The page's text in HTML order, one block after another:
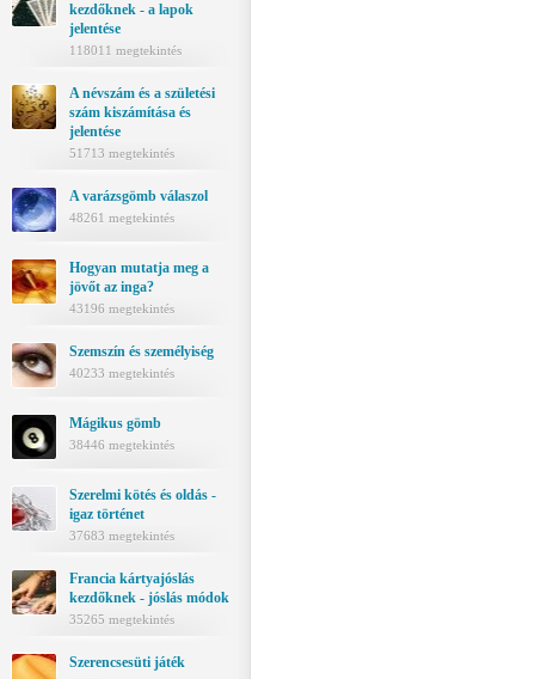
kezdőknek - a lapok
jelentése
118011 megtekintés
A névszám és a születési
szám kiszámítása és
jelentése
51713 megtekintés
A varázsgömb válaszol
48261 megtekintés
Hogyan mutatja meg a
jövőt az inga?
43196 megtekintés
Szemszín és személyiség
40233 megtekintés
Mágikus gömb
38446 megtekintés
Szerelmi kötés és oldás -
igaz történet
37683 megtekintés
Francia kártyajóslás
kezdőknek - jóslás módok
35265 megtekintés
Szerencsesüti játék